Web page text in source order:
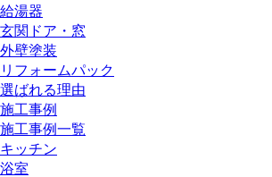
給湯器
玄関ドア・窓
外壁塗装
リフォームパック
選ばれる理由
施工事例
施工事例一覧
キッチン
浴室